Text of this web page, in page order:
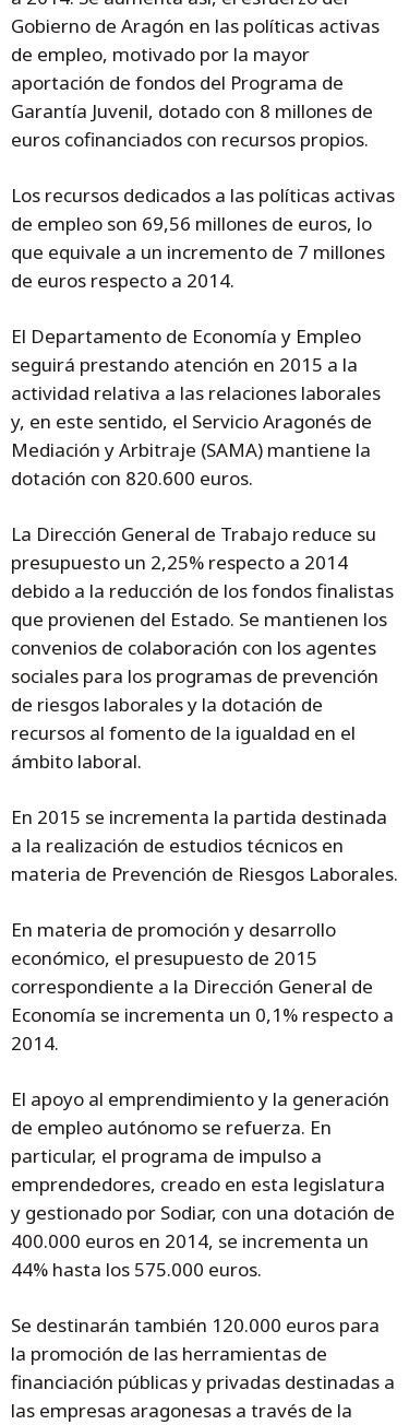
Gobierno de Aragón en las políticas activas
de empleo, motivado por la mayor
aportación de fondos del Programa de
Garantía Juvenil, dotado con 8 millones de
euros cofinanciados con recursos propios.
Los recursos dedicados a las políticas activas
de empleo son 69,56 millones de euros, lo
que equivale a un incremento de 7 millones
de euros respecto a 2014.
El Departamento de Economía y Empleo
seguirá prestando atención en 2015 a la
actividad relativa a las relaciones laborales
y, en este sentido, el Servicio Aragonés de
Mediación y Arbitraje (SAMA) mantiene la
dotación con 820.600 euros.
La Dirección General de Trabajo reduce su
presupuesto un 2,25% respecto a 2014
debido a la reducción de los fondos finalistas
que provienen del Estado. Se mantienen los
convenios de colaboración con los agentes
sociales para los programas de prevención
de riesgos laborales y la dotación de
recursos al fomento de la igualdad en el
ámbito laboral.
En 2015 se incrementa la partida destinada
a la realización de estudios técnicos en
materia de Prevención de Riesgos Laborales.
En materia de promoción y desarrollo
económico, el presupuesto de 2015
correspondiente a la Dirección General de
Economía se incrementa un 0,1% respecto a
2014.
El apoyo al emprendimiento y la generación
de empleo autónomo se refuerza. En
particular, el programa de impulso a
emprendedores, creado en esta legislatura
y gestionado por Sodiar, con una dotación de
400.000 euros en 2014, se incrementa un
44% hasta los 575.000 euros.
Se destinarán también 120.000 euros para
la promoción de las herramientas de
financiación públicas y privadas destinadas a
las empresas aragonesas a través de la